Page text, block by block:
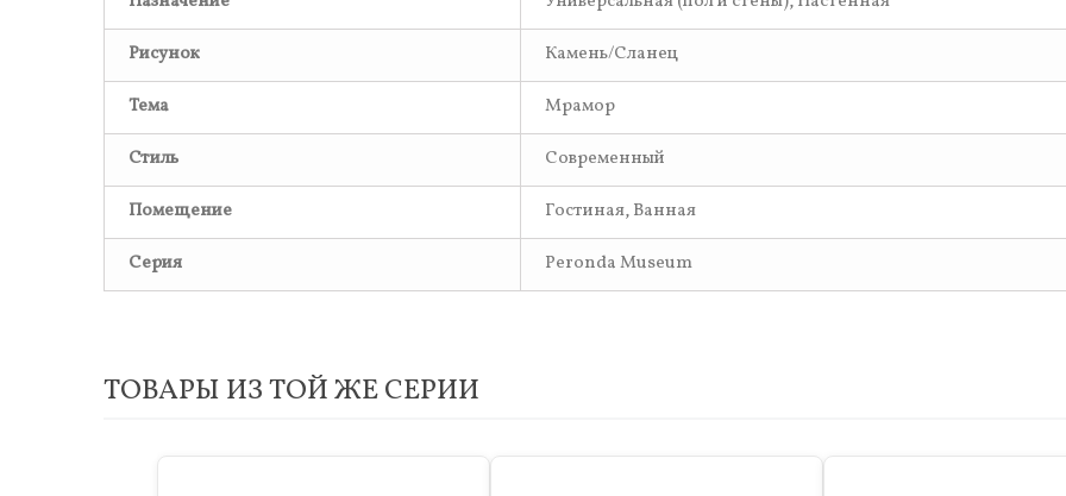
Рисунок Камень/Сланец
Тема Мрамор
Стиль Современный
Помещение Гостиная, Ванная
Серия Peronda Museum
ТОВАРЫ ИЗ ТОЙ ЖЕ СЕРИИ